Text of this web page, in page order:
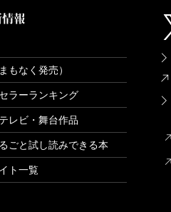
報
もなく発売）
ラーランキング
レビ・舞台作品
ごと試し読みできる本
ト一覧